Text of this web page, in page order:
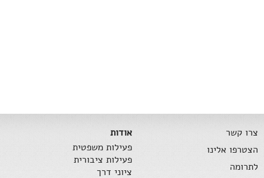
צרו קשר
הצטרפו אלינו
לתרומה
אודות
פעילות משפטית
פעילות ציבורית
ציוני דרך